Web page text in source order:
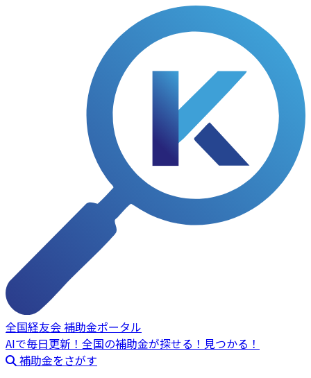
全国経友会 補助金ポータル
AIで毎日更新！全国の補助金が探せる！見つかる！
補助金をさがす